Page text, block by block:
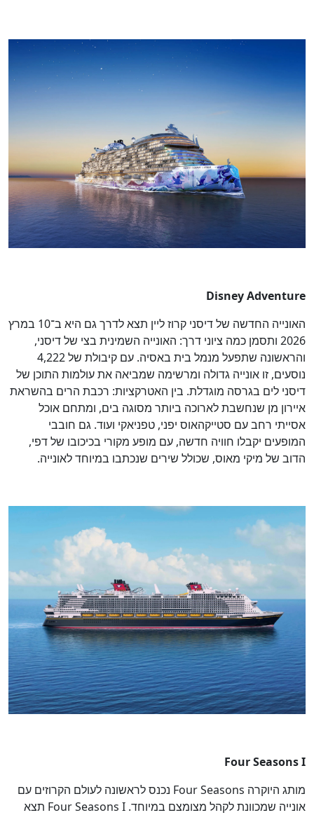
Disney Adventure
האונייה החדשה של דיסני קרוז ליין תצא לדרך גם היא ב־10 במרץ
2026 ותסמן כמה ציוני דרך: האונייה השמינית בצי של דיסני,
והראשונה שתפעל מנמל בית באסיה. עם קיבולת של 4,222
נוסעים, זו אונייה גדולה ומרשימה שמביאה את עולמות התוכן של
דיסני לים בגרסה מוגדלת. בין האטרקציות: רכבת הרים בהשראת
איירון מן שנחשבת לארוכה ביותר מסוגה בים, ומתחם אוכל
אסייתי רחב עם סטייקהאוס יפני, טפניאקי ועוד. גם חובבי
המופעים יקבלו חוויה חדשה, עם מופע מקורי בכיכובו של דפי,
הדוב של מיקי מאוס, שכולל שירים שנכתבו במיוחד לאונייה.
Four Seasons I
מותג היוקרה Four Seasons נכנס לראשונה לעולם הקרוזים עם
אונייה שמכוונת לקהל מצומצם במיוחד. Four Seasons I תצא